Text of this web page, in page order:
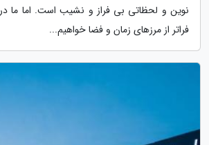
نوین و لحظاتی بی فراز و نشیب است. اما ما
فراتر از مرزهای زمان و فضا خواهیم...